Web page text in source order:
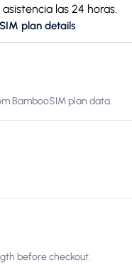
las 24 horas.
plan details
BambooSIM plan data.
before checkout.